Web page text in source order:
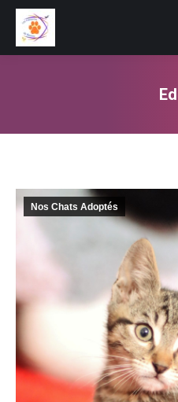
Nos Chats Adoptés